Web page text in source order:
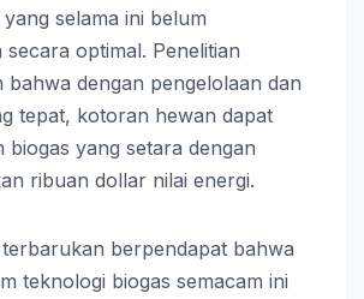
selama ini belum
secara optimal. Penelitian
bahwa dengan pengelolaan dan
tepat, kotoran hewan dapat
biogas yang setara dengan
ribuan dollar nilai energi.
berpendapat bahwa
teknologi biogas semacam ini